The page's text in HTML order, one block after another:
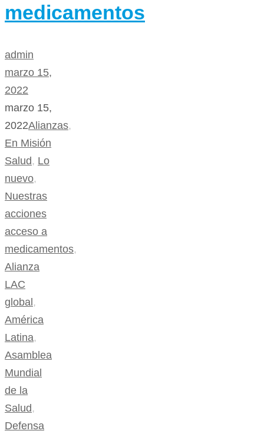
medicamentos
admin
marzo 15,
2022
marzo 15,
2022Alianzas,
En Misión
Salud, Lo
nuevo,
Nuestras
acciones
acceso a
medicamentos,
Alianza
LAC
global,
América
Latina,
Asamblea
Mundial
de la
Salud,
Defensa